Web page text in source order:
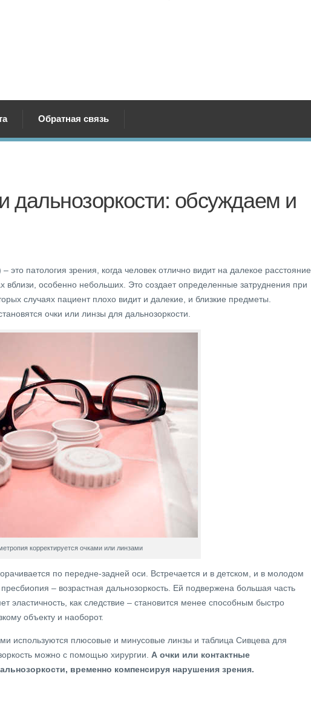
Обратная связь
дальнозоркости: обсуждаем и
это патология зрения, когда человек отлично видит на далекое расстояние,
вблизи, особенно небольших. Это создает определенные затруднения при
случаях пациент плохо видит и далекие, и близкие предметы.
очки или линзы для дальнозоркости.
корректируется очками или линзами
по передне-задней оси. Встречается и в детском, и в молодом
– возрастная дальнозоркость. Ей подвержена большая часть
эластичность, как следствие – становится менее способным быстро
объекту и наоборот.
используются плюсовые и минусовые линзы и таблица Сивцева для
можно с помощью хирургии. А очки или контактные
временно компенсируя нарушения зрения.